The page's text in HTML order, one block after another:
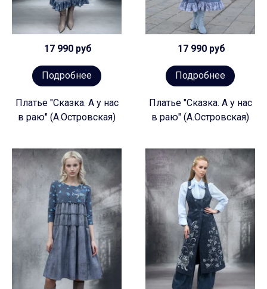
17 990 руб
Подробнее
Платье "Сказка. А у нас
в раю" (А.Островская)
17 990 руб
Подробнее
Платье "Сказка. А у нас
в раю" (А.Островская)